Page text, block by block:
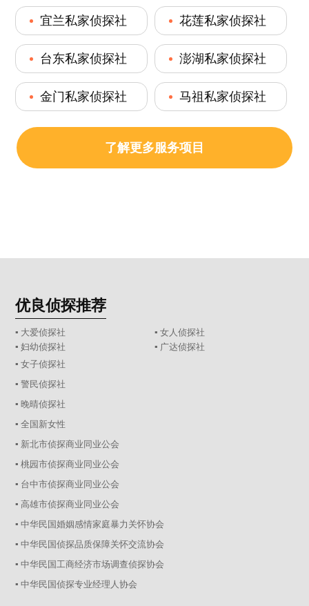
宜兰私家侦探社 花莲私家侦探社
台东私家侦探社 澎湖私家侦探社
金门私家侦探社 马祖私家侦探社
了解更多服务项目
优良侦探推荐
▪ 大爱侦探社
▪ 女人侦探社
▪ 妇幼侦探社
▪ 广达侦探社
▪ 女子侦探社
▪ 警民侦探社
▪ 晚晴侦探社
▪ 全国新女性
▪ 新北市侦探商业同业公会
▪ 桃园市侦探商业同业公会
▪ 台中市侦探商业同业公会
▪ 高雄市侦探商业同业公会
▪ 中华民国婚姻感情家庭暴力关怀协会
▪ 中华民国侦探品质保障关怀交流协会
▪ 中华民国工商经济市场调查侦探协会
▪ 中华民国侦探专业经理人协会